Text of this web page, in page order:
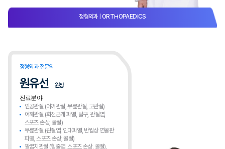
정형외과 | ORTHOPAEDICS​
정형외과 전문의
원유선
원장
진료분야
인공관절 (어깨관절, 무릎관절, 고관절)
어깨관절 (회전근개 파열, 탈구, 관절염,
스포츠 손상, 골절)
무릎관절 (관절염, 인대파열, 반월상 연골판
파열, 스포츠 손상, 골절)
팔꿈치관절 (힘줄염, 스포츠 손상, 골절),